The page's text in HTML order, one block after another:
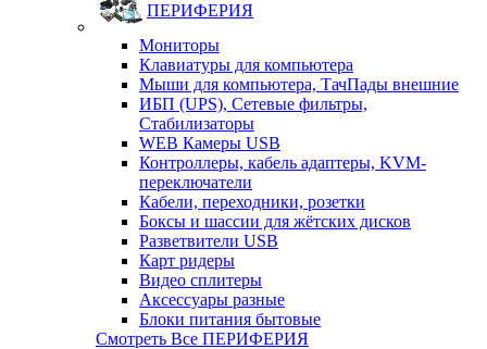
ПЕРИФЕРИЯ
Мониторы
Клавиатуры для компьютера
Мыши для компьютера, ТачПады внешние
ИБП (UPS), Cетевые фильтры,
Cтабилизаторы
WEB Камеры USB
Контроллеры, кабель адаптеры, KVM-
переключатели
Кабели, переходники, розетки
Боксы и шассии для жётских дисков
Разветвители USB
Карт ридеры
Видео сплитеры
Аксессуары разные
Блоки питания бытовые
Смотреть Все ПЕРИФЕРИЯ